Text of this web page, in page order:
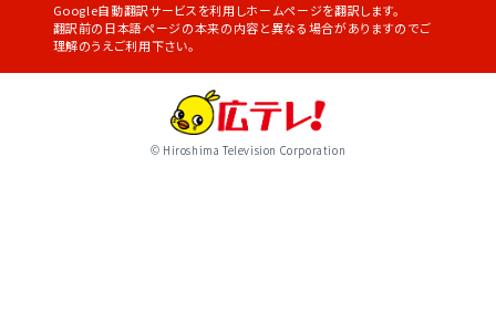
Google自動翻訳サービスを利用しホームページを翻訳します。
翻訳前の日本語ページの本来の内容と異なる場合がありますのでご
理解のうえご利用下さい。
© Hiroshima Television Corporation